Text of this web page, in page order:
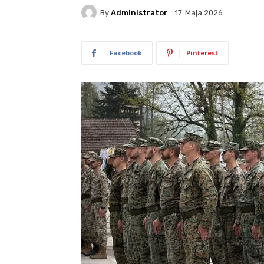
By Administrator 17. Maja 2026.
Facebook Pinterest